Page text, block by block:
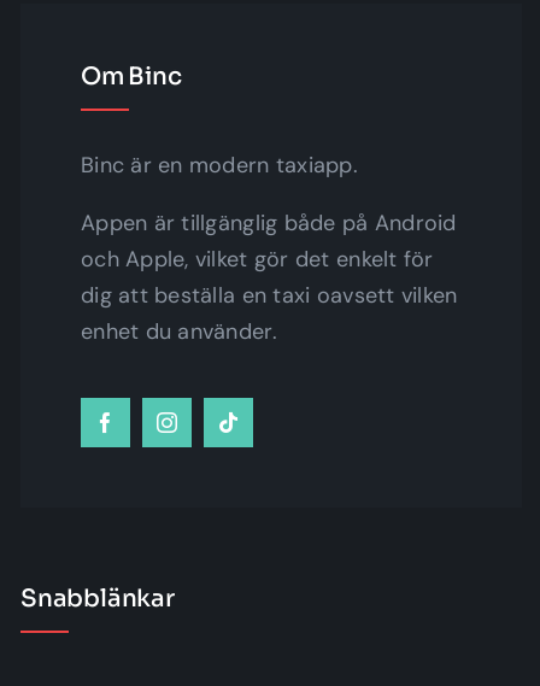
Om Binc
Binc är en modern taxiapp.
Appen är tillgänglig både på Android
och Apple, vilket gör det enkelt för
dig att beställa en taxi oavsett vilken
enhet du använder.
Snabblänkar